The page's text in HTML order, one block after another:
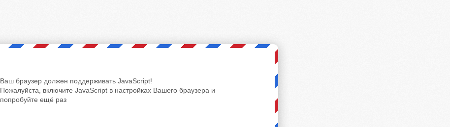
Ваш браузер должен поддерживать JavaScript!
Пожалуйста, включите JavaScript в настройках Вашего браузера и
попробуйте ещё раз